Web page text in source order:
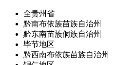
全贵州省
黔南布依族苗族自治州
黔东南苗族侗族自治州
毕节地区
黔西南布依族苗族自治州